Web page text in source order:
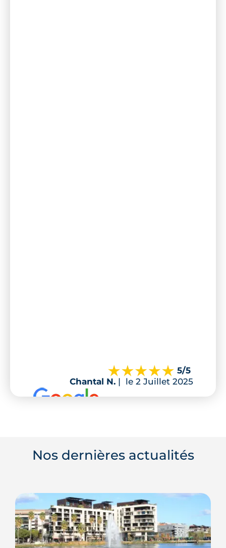
5/5
Chantal N. | le 2 Juillet 2025
Nos dernières actualités